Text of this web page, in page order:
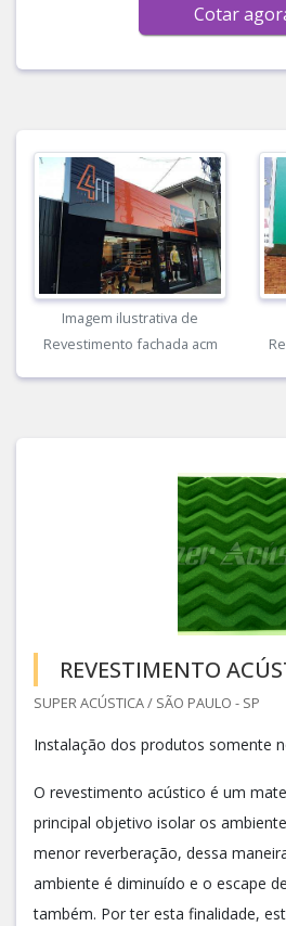
Cotar
Imagem ilustrativa de
Revestimento fachada acm
REVESTIMENTO
SUPER ACÚSTICA / SÃO PAULO - SP
Instalação dos produtos somente
O revestimento acústico é um
principal objetivo isolar os
menor reverberação, dessa
ambiente é diminuído e o escape
também. Por ter esta finalidade,